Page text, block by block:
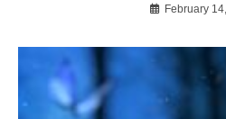
February